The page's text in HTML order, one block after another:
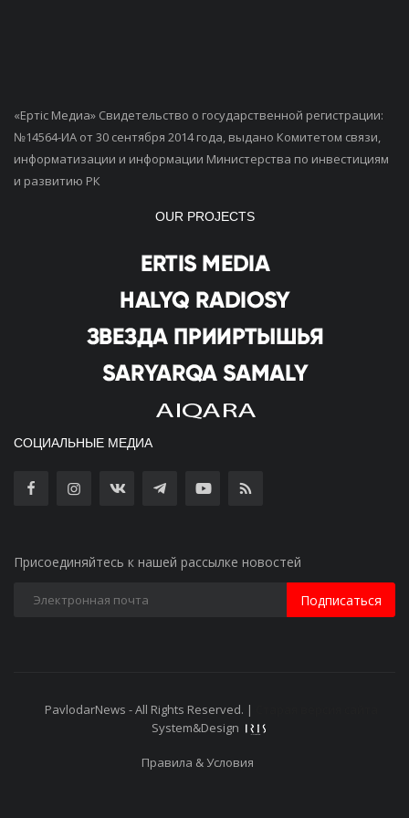
«Ертiс Медиа» Свидетельство о государственной регистрации:
№14564-ИА от 30 сентября 2014 года, выдано Комитетом связи,
информатизации и информации Министерства по инвестициям
и развитию РК
OUR PROJECTS
СОЦИАЛЬНЫЕ МЕДИА
Присоединяйтесь к нашей рассылке новостей
Подписаться
PavlodarNews - All Rights Reserved. |
System&Design
Правила & Условия